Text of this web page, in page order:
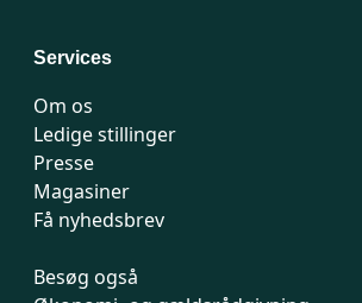
Services
Om os
Ledige stillinger
Presse
Magasiner
Få nyhedsbrev
Besøg også